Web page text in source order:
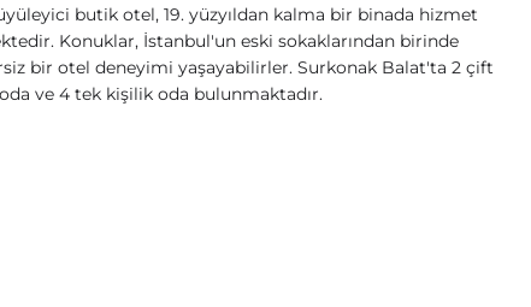
butik otel, 19. yüzyıldan kalma bir binada hizmet
Konuklar, İstanbul'un eski sokaklarından birinde
bir otel deneyimi yaşayabilirler. Surkonak Balat'ta 2 çift
ve 4 tek kişilik oda bulunmaktadır.